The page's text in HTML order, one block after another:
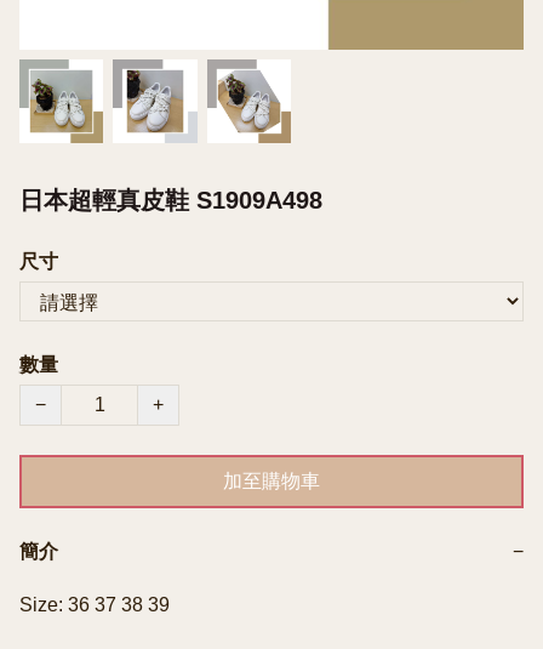
日本超輕真皮鞋 S1909A498
尺寸
數量
−
+
加至購物車
簡介 −
Size: 36 37 38 39